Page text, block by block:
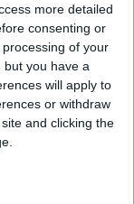
more detailed
consenting or
of your
you have a
will apply to
or withdraw
and clicking the